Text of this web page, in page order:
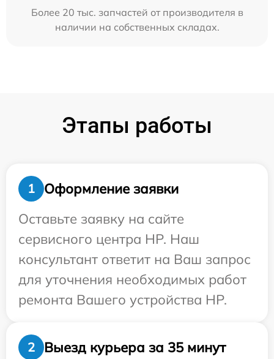
Более 20 тыс. запчастей от производителя в
наличии на собственных складах.
Этапы работы
1
Оформление заявки
Оставьте заявку на сайте
сервисного центра HP. Наш
консультант ответит на Ваш запрос
для уточнения необходимых работ
ремонта Вашего устройства HP.
2
Выезд курьера за 35 минут